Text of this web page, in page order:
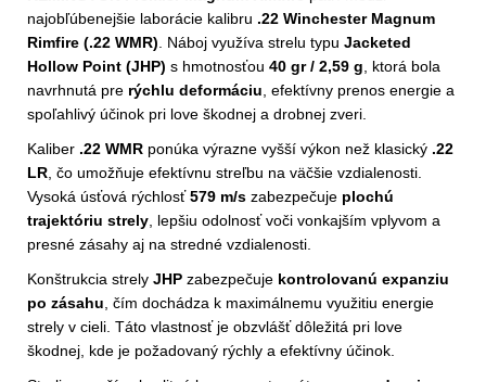
najobľúbenejšie laborácie kalibru .22 Winchester Magnum
Rimfire (.22 WMR) . Náboj využíva strelu typu Jacketed
Hollow Point (JHP) s hmotnosťou 40 gr / 2,59 g , ktorá bola
navrhnutá pre rýchlu deformáciu , efektívny prenos energie a
spoľahlivý účinok pri love škodnej a drobnej zveri.
Kaliber .22 WMR ponúka výrazne vyšší výkon než klasický .22
LR , čo umožňuje efektívnu streľbu na väčšie vzdialenosti.
Vysoká úsťová rýchlosť579 m/s zabezpečuje plochú
trajektóriu strely , lepšiu odolnosť voči vonkajším vplyvom a
presné zásahy aj na stredné vzdialenosti.
Konštrukcia strely JHP zabezpečuje kontrolovanú expanziu
po zásahu , čím dochádza k maximálnemu využitiu energie
strely v cieli. Táto vlastnosť je obzvlášť dôležitá pri love
škodnej, kde je požadovaný rýchly a efektívny účinok.